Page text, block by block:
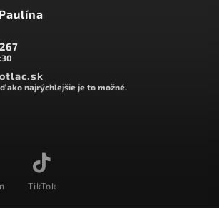
ako najrýchlejšie je to možné.
TikTok